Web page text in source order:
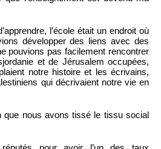
l’école était un endroit où
développer des liens avec des
pouvions pas facilement rencontrer
et de Jérusalem occupées,
notre histoire et les écrivains,
qui décrivaient notre vie en
que nous avons tissé le tissu social